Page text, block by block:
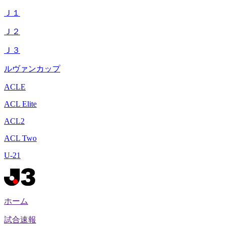
Ｊ１
Ｊ２
Ｊ３
ルヴァンカップ
ACLE
ACL Elite
ACL2
ACL Two
U-21
ホーム
試合速報